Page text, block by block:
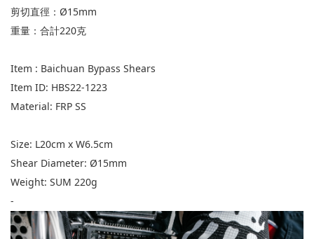
剪切直徑：Ø15mm
重量：合計220克
Item : Baichuan Bypass Shears
Item ID: HBS22-1223
Material: FRP SS
Size: L20cm x W6.5cm
Shear Diameter: Ø15mm
Weight: SUM 220g
-